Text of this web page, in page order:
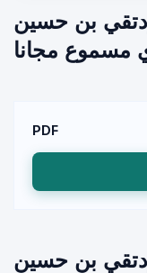
بن حسين
مسموع مجانا
PDF
بن حسين